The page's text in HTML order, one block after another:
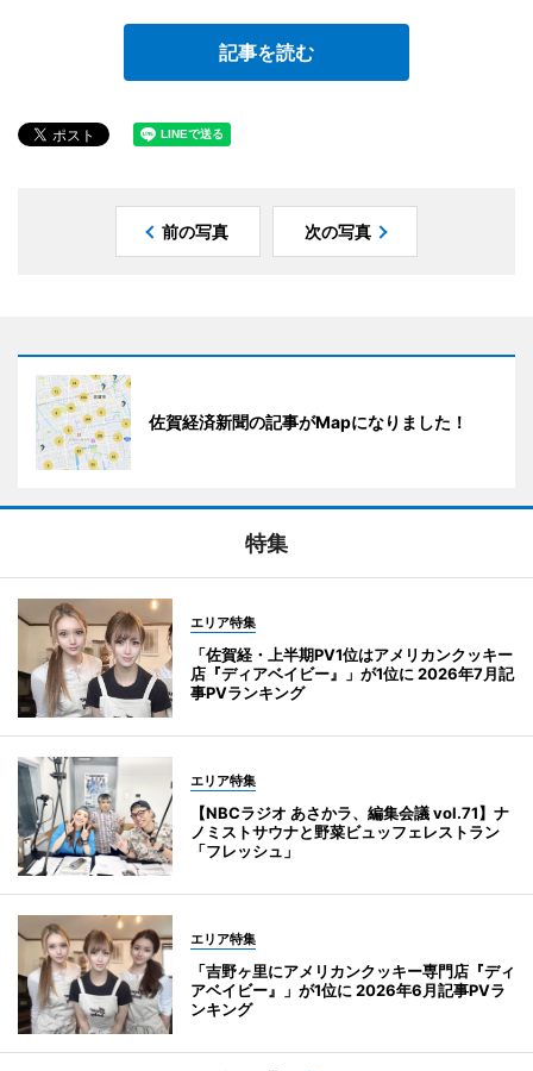
記事を読む
前の写真 次の写真
佐賀経済新聞の記事がMapになりました！
特集
エリア特集
「佐賀経・上半期PV1位はアメリカンクッキー
店『ディアベイビー』」が1位に 2026年7月記
事PVランキング
エリア特集
【NBCラジオ あさかラ、編集会議 vol.71】ナ
ノミストサウナと野菜ビュッフェレストラン
「フレッシュ」
エリア特集
「吉野ヶ里にアメリカンクッキー専門店『ディ
アベイビー』」が1位に 2026年6月記事PVラ
ンキング